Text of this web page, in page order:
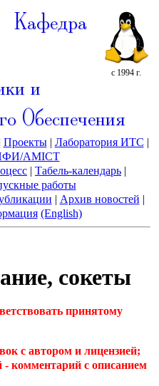
с 1994 г.
Кафедра
и
Обеспечения
Проекты| Лаборатория ИТС |
AMICT
| Табель-календарь |
работы
| Архив новостей |
(English)
сокеты
принятому
с автором и лицензией;
комментарий с описанием